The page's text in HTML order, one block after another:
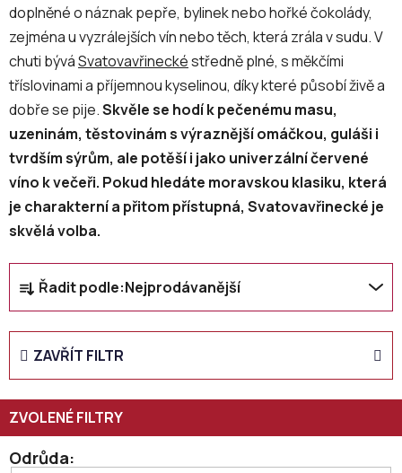
doplněné o náznak pepře, bylinek nebo hořké čokolády,
zejména u vyzrálejších vín nebo těch, která zrála v sudu. V
chuti býváSvatovavřineckéstředně plné, s měkčími
tříslovinami a příjemnou kyselinou, díky které působí živě a
dobře se pije.Skvěle se hodí k pečenému masu,
uzeninám, těstovinám s výraznější omáčkou, guláši i
tvrdším sýrům, ale potěší i jako univerzální červené
víno k večeři. Pokud hledáte moravskou klasiku, která
je charakterní a přitom přístupná, Svatovavřinecké je
skvělá volba.
Ř
a
z
n
p
r
o
Řadit podle:Nejprodávanější
ZAVŘÍT FILTR
Odrůda